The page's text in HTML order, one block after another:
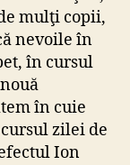
mulţi copii,
nevoile în
în cursul
în cuie
zilei de
Ion